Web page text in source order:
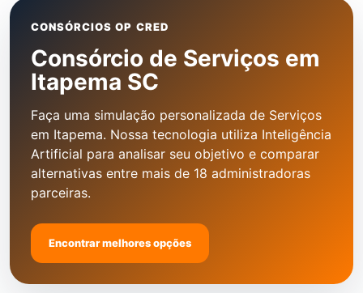
CONSÓRCIOS OP CRED
Consórcio de Serviços em
Itapema SC
Faça uma simulação personalizada de Serviços
em Itapema. Nossa tecnologia utiliza Inteligência
Artificial para analisar seu objetivo e comparar
alternativas entre mais de 18 administradoras
parceiras.
Encontrar melhores opções